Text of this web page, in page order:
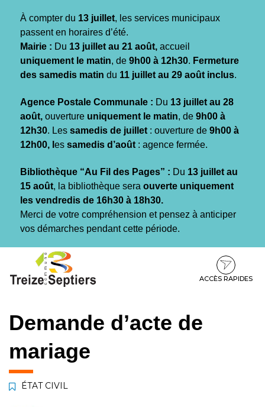
À compter du 13 juillet, les services municipaux
passent en horaires d’été.
Mairie : Du 13 juillet au 21 août, accueil
uniquement le matin, de 9h00 à 12h30. Fermeture
des samedis matin du 11 juillet au 29 août inclus.
Agence Postale Communale : Du 13 juillet au 28
août, ouverture uniquement le matin, de 9h00 à
12h30. Les samedis de juillet : ouverture de 9h00 à
12h00, l es samedis d’août : agence fermée.
Bibliothèque “Au Fil des Pages” : Du 13 juillet au
15 août, la bibliothèque sera ouverte uniquement
les vendredis de 16h30 à 18h30.
Merci de votre compréhension et pensez à anticiper
vos démarches pendant cette période.
contenu
pied
ACCÈS RAPIDES
Demande d’acte de
mariage
ÉTAT CIVIL